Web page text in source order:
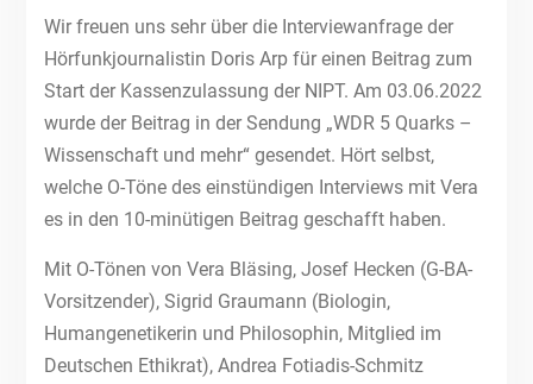
Wir freuen uns sehr über die Interviewanfrage der
Hörfunkjournalistin Doris Arp für einen Beitrag zum
Start der Kassenzulassung der NIPT. Am 03.06.2022
wurde der Beitrag in der Sendung „WDR 5 Quarks –
Wissenschaft und mehr“ gesendet. Hört selbst,
welche O-Töne des einstündigen Interviews mit Vera
es in den 10-minütigen Beitrag geschafft haben.
Mit O-Tönen von Vera Bläsing, Josef Hecken (G-BA-
Vorsitzender), Sigrid Graumann (Biologin,
Humangenetikerin und Philosophin, Mitglied im
Deutschen Ethikrat), Andrea Fotiadis-Schmitz